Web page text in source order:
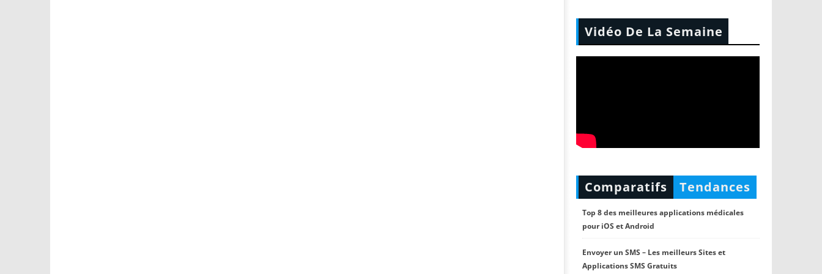
Vidéo De La Semaine
Comparatifs Tendances
Top 8 des meilleures applications médicales
pour iOS et Android
Envoyer un SMS – Les meilleurs Sites et
Applications SMS Gratuits